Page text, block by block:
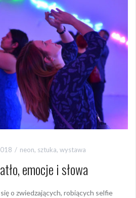
neon, sztuka, wystawa
emocje i słowa
o zwiedzających, robiących selfie